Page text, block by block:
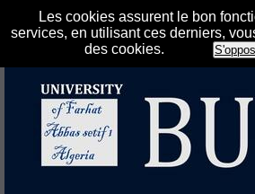
Les cookies assurent le bon
services, en utilisant ces derniers,
des cookies.
على الخط المباشر لمكتبة كلية